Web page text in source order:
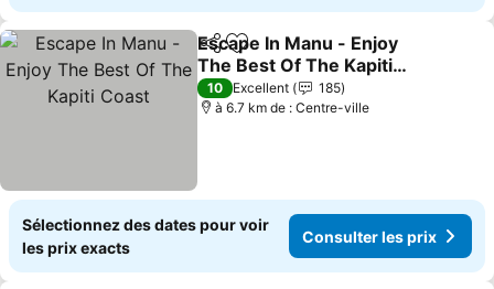
PartagerAjouter à mes favoris
Escape In Manu - Enjoy
The Best Of The Kapiti
Coast
Consulter les prix
10 Excellent
185
à 6.7 km de : Centre-ville
Sélectionnez des dates pour voir
les prix exacts
Consulter les prix